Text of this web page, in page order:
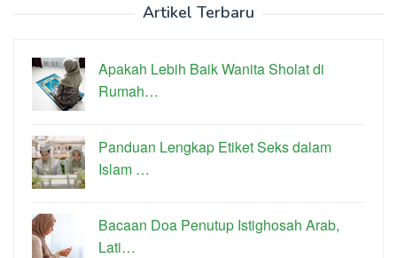
Artikel Terbaru
Apakah Lebih Baik Wanita Sholat di
Rumah…
Panduan Lengkap Etiket Seks dalam
Islam …
Bacaan Doa Penutup Istighosah Arab,
Lati…